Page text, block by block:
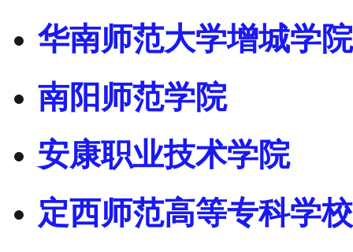
华南师范大学增城学院
南阳师范学院
安康职业技术学院
定西师范高等专科学校